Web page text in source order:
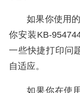
如果你使用
你安装KB-
一些快捷打印问
自适应。
如果你在使